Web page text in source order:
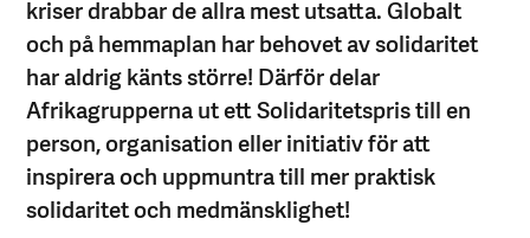
kriser drabbar de allra mest utsatta. Globalt
och på hemmaplan har behovet av solidaritet
har aldrig känts större! Därför delar
Afrikagrupperna ut ett Solidaritetspris till en
person, organisation eller initiativ för att
inspirera och uppmuntra till mer praktisk
solidaritet och medmänsklighet!